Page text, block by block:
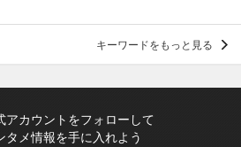
キーワードをもっと見る
アカウントをフォローして
タメ情報を手に入れよう